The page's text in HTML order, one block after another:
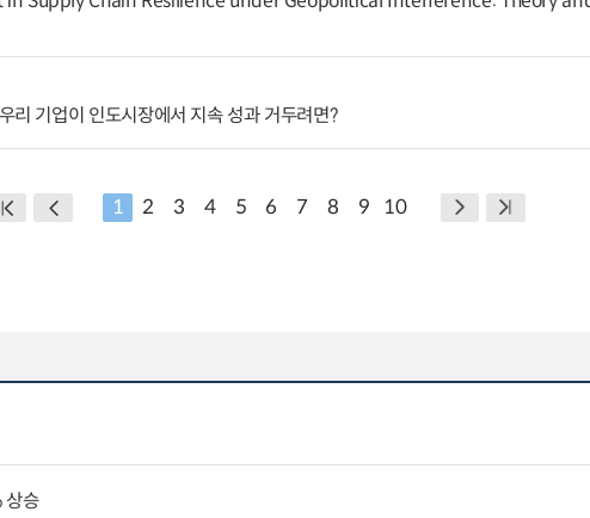
리 기업이 인도시장에서 지속 성과 거두려면?
1 2 3 4 5 6 7 8 9 10
상승